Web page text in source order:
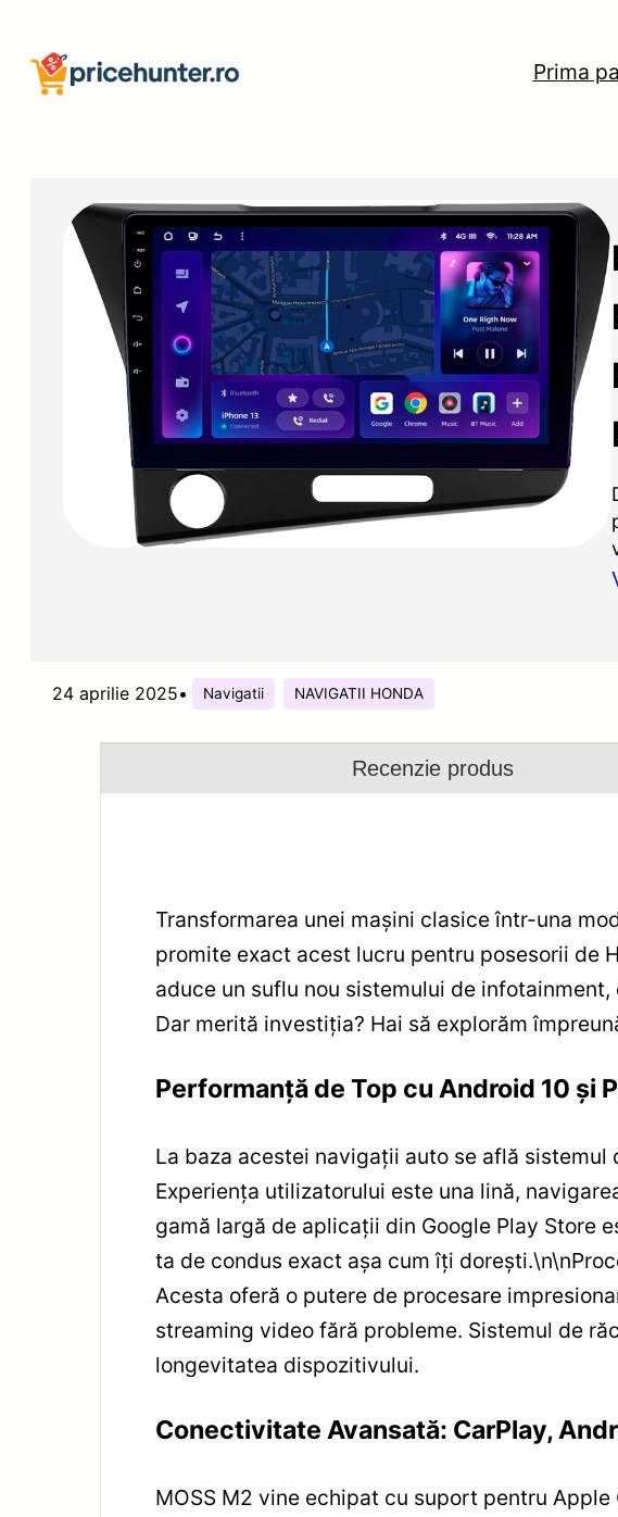
conținut
Prima
24 aprilie 2025• Navigatii NAVIGATII HONDA
Recenzie produs
Transformarea unei mașini clasice într-una
promite exact acest lucru pentru posesorii de
aduce un suflu nou sistemului de
Dar merită investiția? Hai să explorăm
Performanță de Top cu Android 10 și
La baza acestei navigații auto se află
Experiența utilizatorului este una lină,
gamă largă de aplicații din Google Play Store
ta de condus exact așa cum îți dorești.\n\n
Acesta oferă o putere de procesare
streaming video fără probleme. Sistemul de
longevitatea dispozitivului.
Conectivitate Avansată: CarPlay,
MOSS M2 vine echipat cu suport pentru